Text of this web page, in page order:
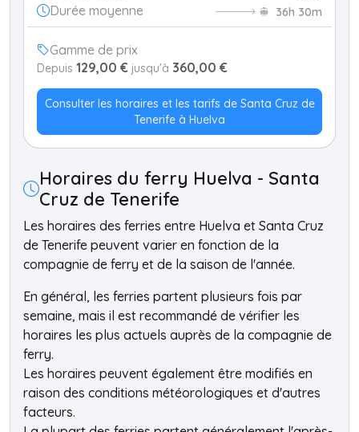
Durée moyenne 36h 30m
Gamme de prix
Depuis 129,00 € jusqu'à 360,00 €
Consulter les horaires et les tarifs de Santa Cruz de
Tenerife à Huelva
Horaires du ferry Huelva - Santa
Cruz de Tenerife
Les horaires des ferries entre Huelva et Santa Cruz
de Tenerife peuvent varier en fonction de la
compagnie de ferry et de la saison de l'année.
En général, les ferries partent plusieurs fois par
semaine, mais il est recommandé de vérifier les
horaires les plus actuels auprès de la compagnie de
ferry.
Les horaires peuvent également être modifiés en
raison des conditions météorologiques et d'autres
facteurs.